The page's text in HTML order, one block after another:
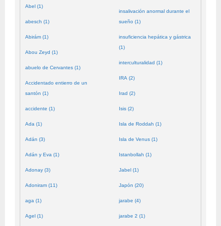
Abel (1)
abesch (1)
Abirám (1)
Abou Zeyd (1)
abuelo de Cervantes (1)
Accidentado entierro de un
santón (1)
accidente (1)
Ada (1)
Adán (3)
Adán y Eva (1)
Adonay (3)
Adoniram (11)
aga (1)
Agel (1)
insalivación anormal durante el
sueño (1)
insuficiencia hepática y gástrica
(1)
interculturalidad (1)
IRA (2)
Irad (2)
Isis (2)
Isla de Roddah (1)
Isla de Venus (1)
Istanbollah (1)
Jabel (1)
Japón (20)
jarabe (4)
jarabe 2 (1)